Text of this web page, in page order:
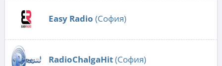
Easy Radio (София)
RadioChalgaHit(София)